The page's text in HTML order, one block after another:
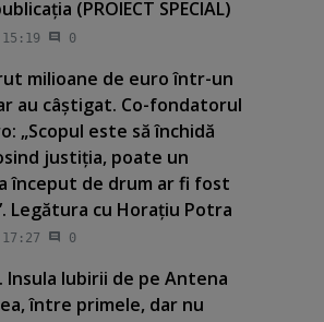
(PROIECT SPECIAL)
15:19 0
milioane de euro într-un
au câştigat. Co-fondatorul
„Scopul este să închidă
justiţia, poate un
început de drum ar fi fost
Legătura cu Horaţiu Potra
17:27 0
Insula Iubirii de pe Antena
între primele, dar nu